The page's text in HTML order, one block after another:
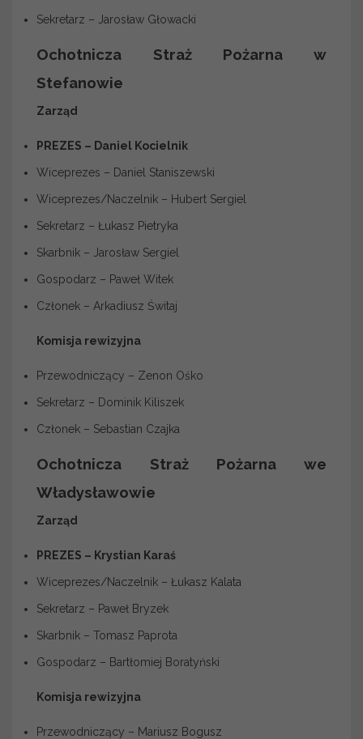
Sekretarz – Jarosław Głowacki
Ochotnicza Straż Pożarna w
Stefanowie
Zarząd
PREZES – Daniel Kocielnik
Wiceprezes – Daniel Staniszewski
Wiceprezes/Naczelnik – Hubert Sergiel
Sekretarz – Łukasz Pietryka
Skarbnik – Jarosław Sergiel
Gospodarz – Paweł Witek
Członek – Arkadiusz Świtaj
Komisja rewizyjna
Przewodniczący – Zenon Ośko
Sekretarz – Dominik Kiliszek
Członek – Sebastian Czajka
Ochotnicza Straż Pożarna we
Władysławowie
Zarząd
PREZES – Krystian Karaś
Wiceprezes/Naczelnik – Łukasz Kalata
Sekretarz – Paweł Bryzek
Skarbnik – Tomasz Paprota
Gospodarz – Bartłomiej Boratyński
Komisja rewizyjna
Przewodniczący – Mariusz Bogusz